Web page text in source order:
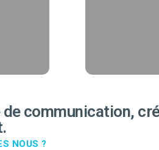
de communication,
NOUS ?